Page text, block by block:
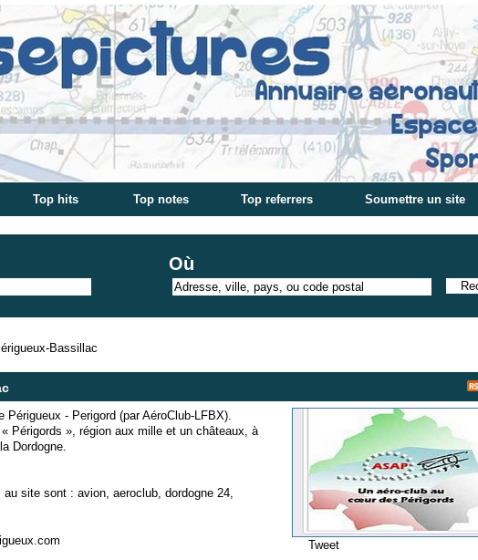
Top hits Top notes Top referrers Soumettre un site
Où
Bassillac
- Perigord (par AéroClub-LFBX).
Périgords », région aux mille et un châteaux, à
Dordogne.
au site sont : avion, aeroclub, dordogne 24,
Tweet